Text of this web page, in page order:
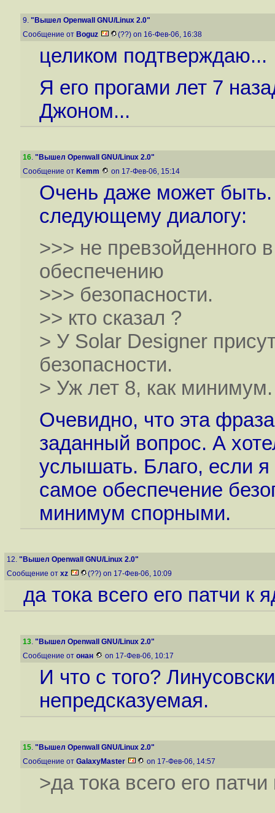
9. "Вышел Openwall GNU/Linux 2.0"
Сообщение от Boguz (??) on 16-Фев-06, 16:38
целиком подтверждаю...
Я его прогами лет 7
Джоном...
16. "Вышел Openwall GNU/Linux 2.0"
Сообщение от Kemm on 17-Фев-06, 15:14
Очень даже может
следующему диалогу:
>>> не превзойденного
обеспечению
>>> безопасности.
>> кто сказал ?
> У Solar Designer
безопасности.
> Уж лет 8, как минимум.
Очевидно, что эта
заданный вопрос. А
услышать. Благо, если я
самое обеспечение
минимум спорными.
12. "Вышел Openwall GNU/Linux 2.0"
Сообщение от xz (??) on 17-Фев-06, 10:09
да тока всего его патчи к
13. "Вышел Openwall GNU/Linux 2.0"
Сообщение от онан on 17-Фев-06, 10:17
И что с того?
непредсказуемая.
15. "Вышел Openwall GNU/Linux 2.0"
Сообщение от GalaxyMaster on 17-Фев-06, 14:57
>да тока всего его